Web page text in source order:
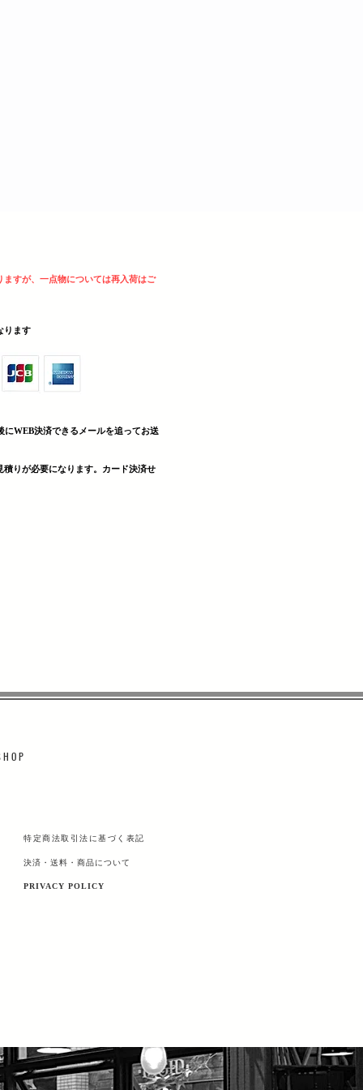
ますが、一点物については再入荷はご
ります
にWEB決済できる メールを追ってお送
りが必要になります。カード決済せ
H O P
特定商法取引法に基づく表記
決済・送料・商品について
PRIVACY POLICY